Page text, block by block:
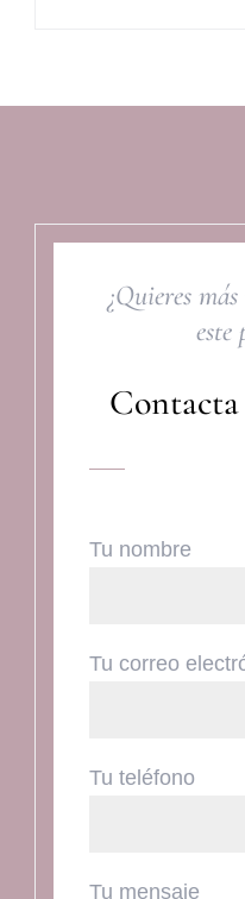
¿Quieres
este
Tu nombre
Tu correo
Tu teléfono
Tu mensaje